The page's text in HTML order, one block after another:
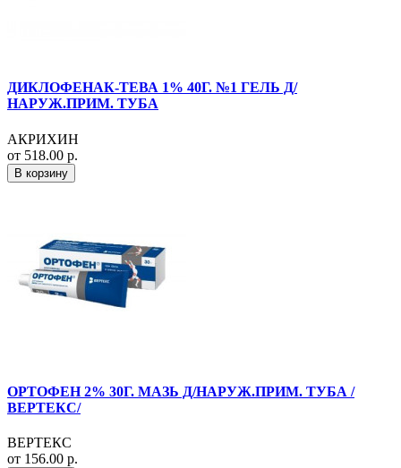
ДИКЛОФЕНАК-ТЕВА 1% 40Г. №1 ГЕЛЬ Д/
НАРУЖ.ПРИМ. ТУБА
АКРИХИН
от 518.00 р.
В корзину
ОРТОФЕН 2% 30Г. МАЗЬ Д/НАРУЖ.ПРИМ. ТУБА /
ВЕРТЕКС/
ВЕРТЕКС
от 156.00 р.